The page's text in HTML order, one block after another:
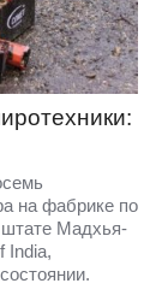
на фабрике по
штате Мадхья-
India,